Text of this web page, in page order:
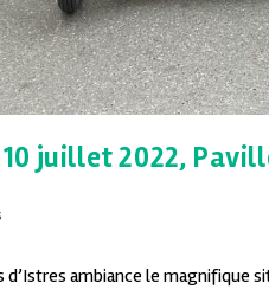
juillet 2022,
ambiance le magnifique